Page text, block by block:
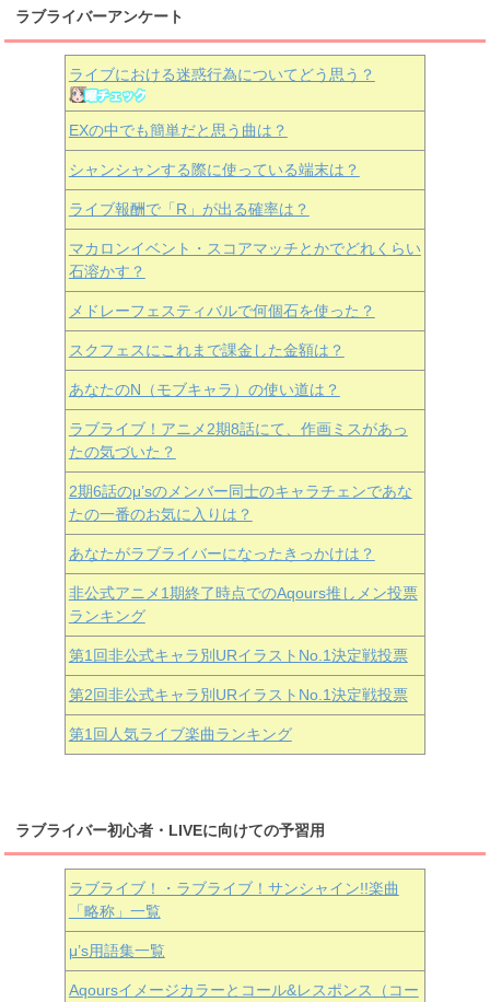
ラブライバーアンケート
ライブにおける迷惑行為についてどう思う？
EXの中でも簡単だと思う曲は？
シャンシャンする際に使っている端末は？
ライブ報酬で「R」が出る確率は？
マカロンイベント・スコアマッチとかでどれくらい
石溶かす？
メドレーフェスティバルで何個石を使った？
スクフェスにこれまで課金した金額は？
あなたのN（モブキャラ）の使い道は？
ラブライブ！アニメ2期8話にて、作画ミスがあっ
たの気づいた？
2期6話のμ’sのメンバー同士のキャラチェンであな
たの一番のお気に入りは？
あなたがラブライバーになったきっかけは？
非公式アニメ1期終了時点でのAqours推しメン投票
ランキング
第1回非公式キャラ別URイラストNo.1決定戦投票
第2回非公式キャラ別URイラストNo.1決定戦投票
第1回人気ライブ楽曲ランキング
ラブライバー初心者・LIVEに向けての予習用
ラブライブ！・ラブライブ！サンシャイン!!楽曲
「略称」一覧
μ’s用語集一覧
Aqoursイメージカラーとコール&レスポンス（コー